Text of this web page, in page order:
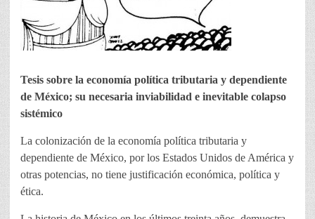
Tesis sobre la economía política tributaria y dependiente
de México; su necesaria inviabilidad e inevitable colapso
sistémico
La colonización de la economía política tributaria y
dependiente de México, por los Estados Unidos de América y
otras potencias, no tiene justificación económica, política y
ética.